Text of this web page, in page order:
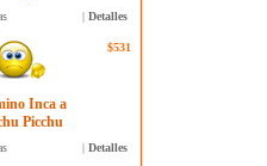
| Detalles
$531
Inca a
Picchu
| Detalles